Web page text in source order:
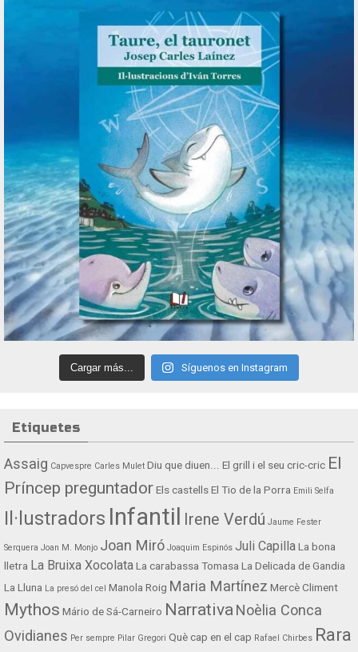
Cargar más... Síguenos en Instagram
Etiquetes
Assaig Capvespre Carles Mulet Diu que diuen... El grill i el seu cric-cric El
Príncep preguntadorEls castellsEl Tio de la Porra Emili Selfa
Il·lustradors Infantil Irene Verdú Jaume Fester
Serquera Joan M. Monjo Joan Miró Joaquim Espinós Juli CapillaLa bona
lletra La Bruixa XocolataLa carabassa Tomasa La Delicada de Gandia
La Lluna La presó del cel Manola Roig Maria Martínez Mercè Climent
Mythos Mário de Sá-Carneiro NarrativaNoèlia Conca
Ovidianes Per sempre Pilar Gregori Què cap en el cap Rafael Chirbes Rara